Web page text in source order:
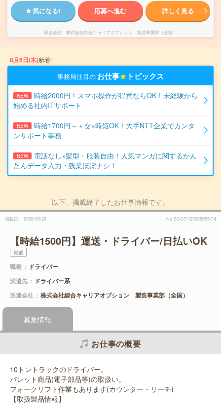
気になる! 応募へ進む 詳しく見る
派遣会社 株式会社綜合キャリアオプション 製造事業部（全国）
8月6日(木)新着!
事務局注目の お仕事★ トピックス
NEW
時給2000円！スマホ操作が得意ならOK！未経験から
始める社内ITサポート
NEW
時給1700円～＋交×時短OK！大手NTT企業でカンタ
ンサポート事務
NEW
電話なし×髪型・服装自由！人気マンガに関するかん
たんデータ入力・残業ほぼナシ！
以下、掲載終了したお仕事情報です。
掲載日 2026/05/29 No.SCOTH27208955-T4
【時給1500円】運送・ドライバー/日払いOK
派遣
職種
ドライバー
派遣先
ドライバー系
派遣会社
株式会社綜合キャリアオプション 製造事業部（全国）
募集情報
お仕事の概要
10トントラックのドライバー。
パレット商品(電子部品等)の取扱い。
フォークリフト作業もあります(カウンター・リーチ)
【取扱製品情報】